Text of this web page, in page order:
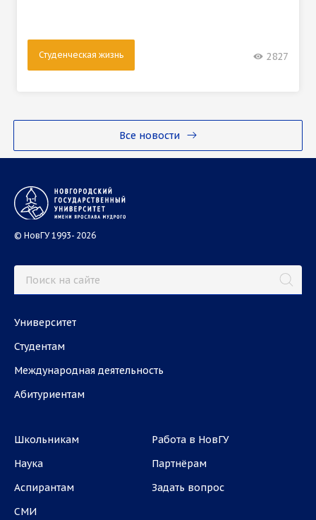
Все новости
Студенческая жизнь 2827
© НовГУ 1993- 2026
Университет
Студентам
Международная деятельность
Абитуриентам
Школьникам
Наука
Аспирантам
СМИ
Работа в НовГУ
Партнёрам
Задать вопрос